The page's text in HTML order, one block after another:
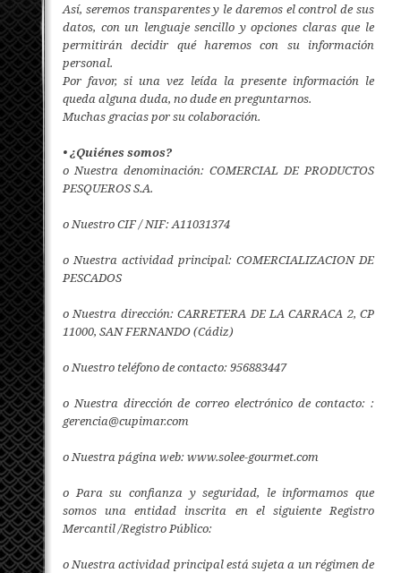
Así, seremos transparentes y le daremos el control de sus
datos, con un lenguaje sencillo y opciones claras que le
permitirán decidir qué haremos con su información
personal.
Por favor, si una vez leída la presente información le
queda alguna duda, no dude en preguntarnos.
Muchas gracias por su colaboración.
• ¿Quiénes somos?
o Nuestra denominación: COMERCIAL DE PRODUCTOS
PESQUEROS S.A.
o Nuestro CIF / NIF: A11031374
o Nuestra actividad principal: COMERCIALIZACION DE
PESCADOS
o Nuestra dirección: CARRETERA DE LA CARRACA 2, CP
11000, SAN FERNANDO (Cádiz)
o Nuestro teléfono de contacto: 956883447
o Nuestra dirección de correo electrónico de contacto: :
gerencia@cupimar.com
o Nuestra página web: www.solee-gourmet.com
o Para su confianza y seguridad, le informamos que
somos una entidad inscrita en el siguiente Registro
Mercantil /Registro Público:
o Nuestra actividad principal está sujeta a un régimen de